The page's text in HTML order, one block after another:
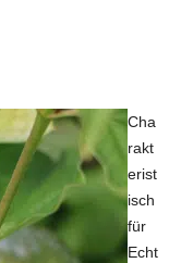
Cha
rakt
erist
isch
für
Echt